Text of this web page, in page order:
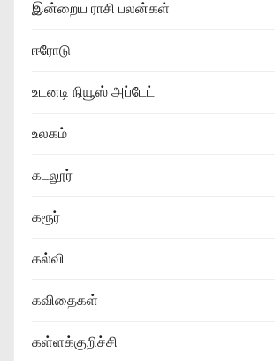
இன்றைய ராசி பலன்கள்
ஈரோடு
உடனடி நியூஸ் அப்டேட்
உலகம்
கடலூர்
கரூர்
கல்வி
கவிதைகள்
கள்ளக்குறிச்சி